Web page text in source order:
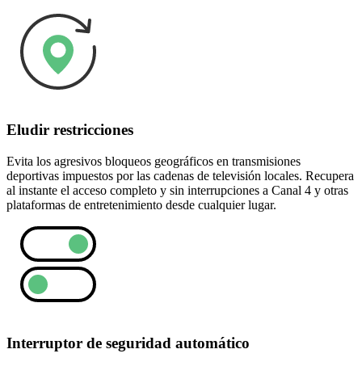
Eludir restricciones
Evita los agresivos bloqueos geográficos en transmisiones
deportivas impuestos por las cadenas de televisión locales. Recupera
al instante el acceso completo y sin interrupciones a Canal 4 y otras
plataformas de entretenimiento desde cualquier lugar.
Interruptor de seguridad automático